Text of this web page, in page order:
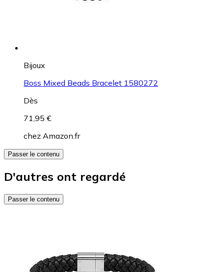
Bijoux
Boss Mixed Beads Bracelet 1580272
Dès
71,95 €
chez Amazon.fr
Passer le contenu
D'autres ont regardé
Passer le contenu